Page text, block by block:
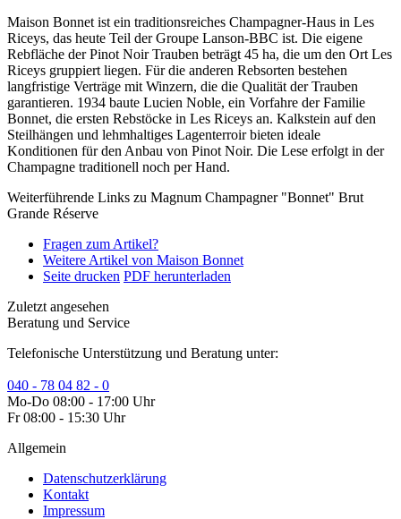
Maison Bonnet ist ein traditionsreiches Champagner-Haus in Les
Riceys, das heute Teil der Groupe Lanson-BBC ist. Die eigene
Rebfläche der Pinot Noir Trauben beträgt 45 ha, die um den Ort Les
Riceys gruppiert liegen. Für die anderen Rebsorten bestehen
langfristige Verträge mit Winzern, die die Qualität der Trauben
garantieren. 1934 baute Lucien Noble, ein Vorfahre der Familie
Bonnet, die ersten Rebstöcke in Les Riceys an. Kalkstein auf den
Steilhängen und lehmhaltiges Lagenterroir bieten ideale
Konditionen für den Anbau von Pinot Noir. Die Lese erfolgt in der
Champagne traditionell noch per Hand.
Weiterführende Links zu Magnum Champagner "Bonnet" Brut
Grande Réserve
Fragen zum Artikel?
Weitere Artikel von Maison Bonnet
Seite drucken PDF herunterladen
Zuletzt angesehen
Beratung und Service
Telefonische Unterstützung und Beratung unter:
040 - 78 04 82 - 0
Mo-Do 08:00 - 17:00 Uhr
Fr 08:00 - 15:30 Uhr
Allgemein
Datenschutzerklärung
Kontakt
Impressum